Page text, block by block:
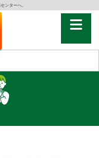
ンターへ。